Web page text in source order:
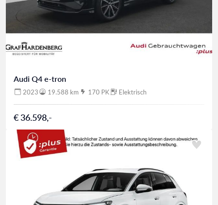
Audi Q4 e-tron
2023 19.588 km 170 PK Elektrisch
€ 36.598,-